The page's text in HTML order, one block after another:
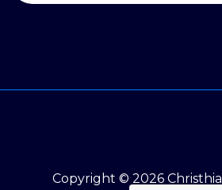
Copyright © 2026